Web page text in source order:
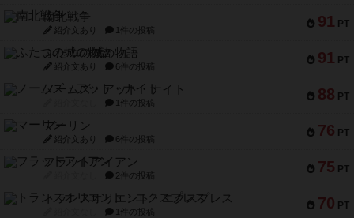
91 PT
南北戦争
紹介文あり 1件の投稿
91 PT
ふたつの城の物語
紹介文あり 6件の投稿
88 PT
ノームズ・アット・ナイト
1件の投稿
76 PT
マーリン
紹介文あり 6件の投稿
75 PT
フラットアイアン
2件の投稿
70 PT
トランスオリエント・エクスプレス
1件の投稿